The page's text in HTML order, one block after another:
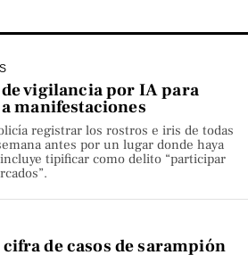
vigilancia por IA para
manifestaciones
registrar los rostros e iris de todas
antes por un lugar donde haya
tipificar como delito “participar
de casos de sarampión